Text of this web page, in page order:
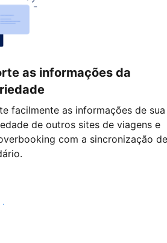
as informações da
facilmente as informações de sua
de outros sites de viagens e
com a sincronização de